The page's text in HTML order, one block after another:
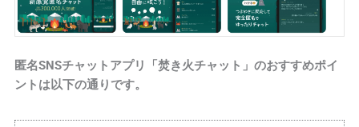
匿名SNSチャットアプリ「焚き火チャット」のおすすめポイ
ントは以下の通りです。